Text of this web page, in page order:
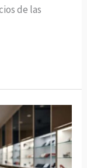
de las